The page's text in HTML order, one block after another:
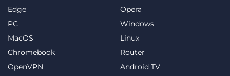
Edge
Opera
PC
Windows
MacOS
Linux
Chromebook
Router
OpenVPN
Android TV